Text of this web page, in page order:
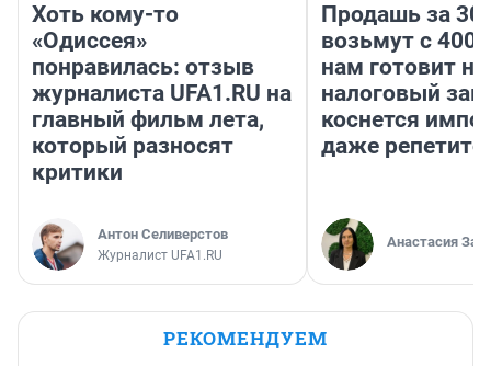
Хоть кому-то
«Одиссея»
понравилась: отзыв
журналиста UFA1.RU на
главный фильм лета,
который разносят
критики
Антон Селиверстов
Журналист UFA1.RU
Продашь за
возьмут с
нам готовит
налоговый
коснется
даже
Анастасия
РЕКОМЕНДУЕМ